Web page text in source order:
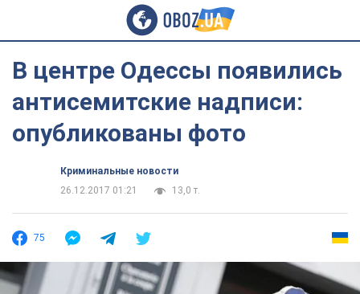
В центре Одессы появились
антисемитские надписи:
опубликованы фото
Криминальные новости
26.12.2017 01:21
13,0 т.
75